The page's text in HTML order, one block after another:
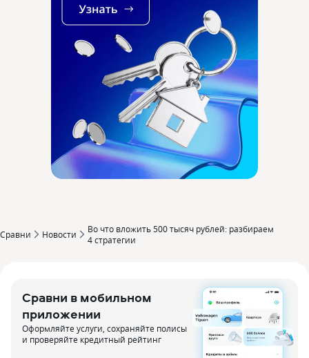
Сравни Новости
Во что вложить 500 тысяч рублей: разбираем
4 стратегии
Сравни в мобильном
приложении
Оформляйте услуги, сохраняйте полисы
и проверяйте кредитный рейтинг